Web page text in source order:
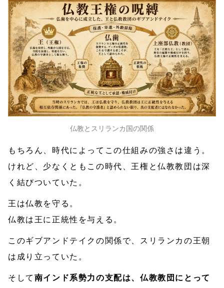
仏教とスリランカ国の関係
もちろん、時代によってこの仕組みの強さは違う。
けれど、少なくともこの時代、王権と仏教教団は深
く結びついていた。
王は仏教を守る。
仏教は王に正統性を与える。
このギブアンドテイクの関係で、スリランカの王朝
は成り立っていた。
そして 南インド系勢力の支配は、仏教教団にとって